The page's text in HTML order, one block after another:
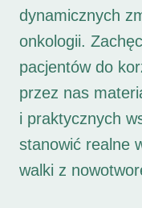
dynamicznych
onkologii.
pacjentów do
przez nas
i praktycznych
stanowić realne
walki z